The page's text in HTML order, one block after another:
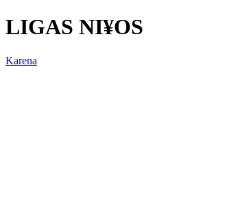
LIGAS NI¥OS
Karena